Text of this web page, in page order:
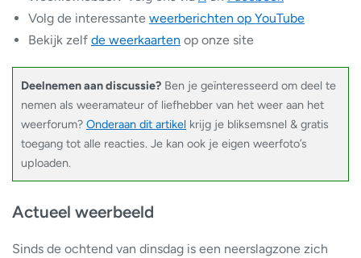
Volg de interessante weerberichten op YouTube
Bekijk zelf de weerkaarten op onze site
Deelnemen aan discussie? Ben je geïnteresseerd om deel te
nemen als weeramateur of liefhebber van het weer aan het
weerforum? Onderaan dit artikel krijg je bliksemsnel & gratis
toegang tot alle reacties. Je kan ook je eigen weerfoto’s
uploaden.
Actueel weerbeeld
Sinds de ochtend van dinsdag is een neerslagzone zich